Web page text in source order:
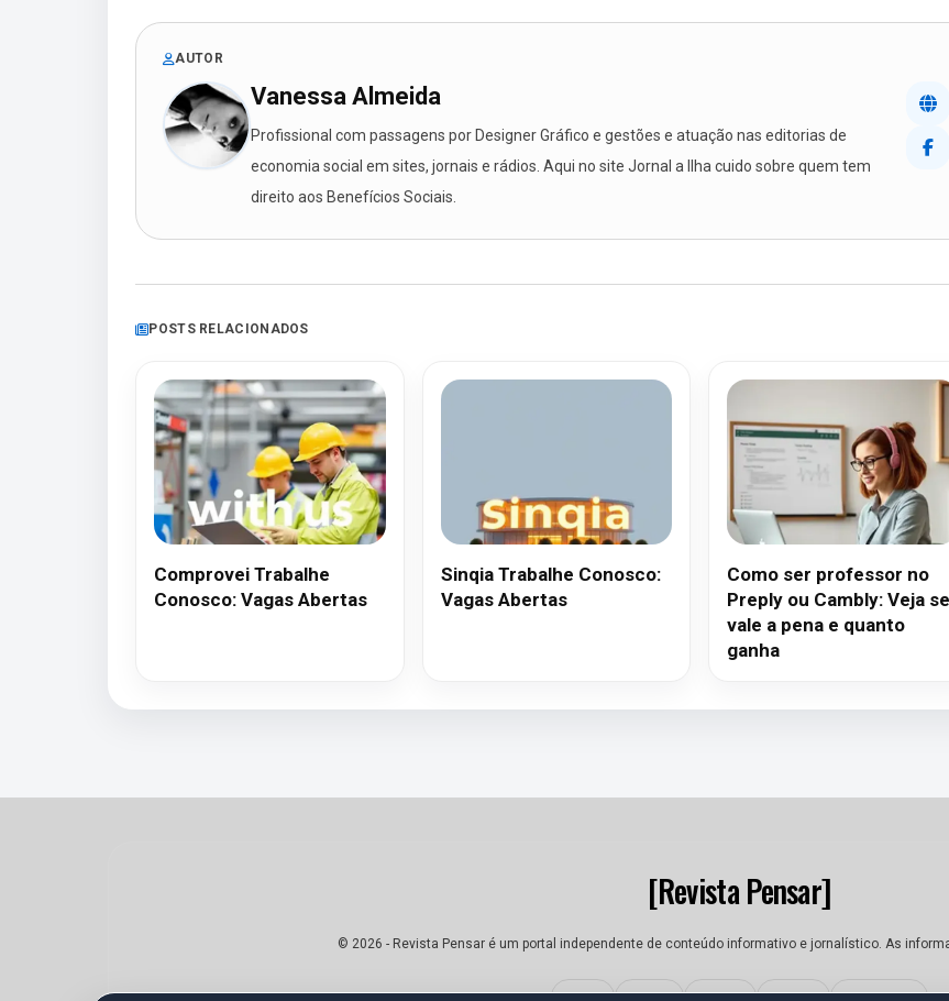
AUTOR
Vanessa Almeida
Profissional com passagens por Designer Gráfico e gestões e atuação nas editorias de
economia social em sites, jornais e rádios. Aqui no site Jornal a Ilha cuido sobre quem tem
direito aos Benefícios Sociais.
POSTS RELACIONADOS
Comprovei Trabalhe
Conosco: Vagas Abertas
Sinqia Trabalhe Conosco:
Vagas Abertas
Como ser professor no
Preply ou Cambly: Veja se
vale a pena e quanto
ganha
[Revista Pensar]
© 2026 - Revista Pensar é um portal independente de conteúdo informativo e jornalístico. As
Sobre Equipe Contato Termos Privacidade